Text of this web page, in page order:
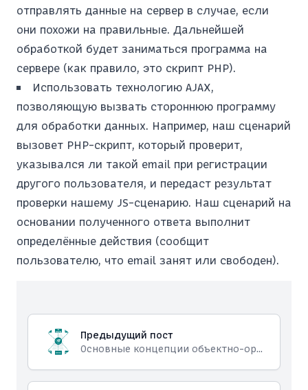
отправлять данные на сервер в случае, если
они похожи на правильные. Дальнейшей
обработкой будет заниматься программа на
сервере (как правило, это скрипт PHP).
Использовать технологию AJAX,
позволяющую вызвать стороннюю программу
для обработки данных. Например, наш сценарий
вызовет PHP-скрипт, который проверит,
указывался ли такой email при регистрации
другого пользователя, и передаст результат
проверки нашему JS-сценарию. Наш сценарий на
основании полученного ответа выполнит
определённые действия (сообщит
пользователю, что email занят или свободен).
Предыдущий пост
Основные концепции объектно-ориентированного программирования